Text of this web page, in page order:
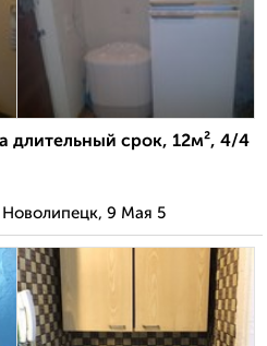
длительный срок, 12м², 4/4
9 Мая 5